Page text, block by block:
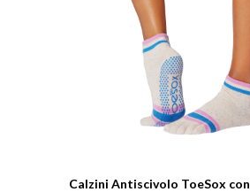
informativa al
Voglio ricevere comunicazioni su corsi,
Informativa Privacy
Calzini Antiscivolo ToeSox